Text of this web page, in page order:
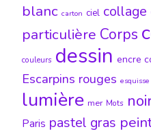
blanc carton ciel collage
particulière Corps
couleurs dessin encre
Escarpins rouges esquisse
lumière mer Mots
Paris pastel gras